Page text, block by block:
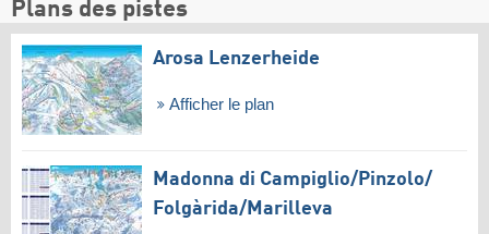
Plans des pistes
Arosa Lenzerheide
Afficher le plan
Madonna di Campiglio/​Pinzolo/​
Folgàrida/​Marilleva